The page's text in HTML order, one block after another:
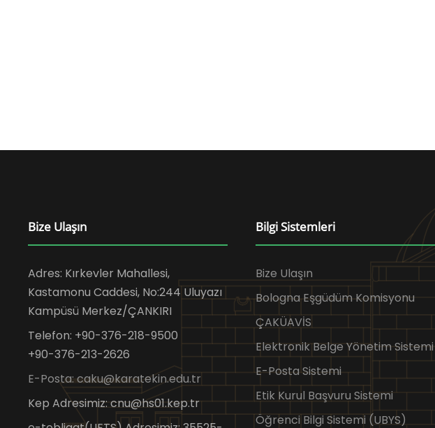
Bize Ulaşın
Adres: Kırkevler Mahallesi,
Kastamonu Caddesi, No:244 Uluyazı
Kampüsü Merkez/ÇANKIRI
Telefon: +90-376-218-9500
+90-376-213-2626
E-Posta: caku@karatekin.edu.tr
Kep Adresimiz: cnu@hs01.kep.tr
Bilgi Sistemleri
Bize Ulaşın
Bologna Eşgüdüm Komisyonu
ÇAKÜAVİS
Elektronik Belge Yönetim Sistemi
E-Posta Sistemi
Etik Kurul Başvuru Sistemi
Öğrenci Bilgi Sistemi (UBYS)